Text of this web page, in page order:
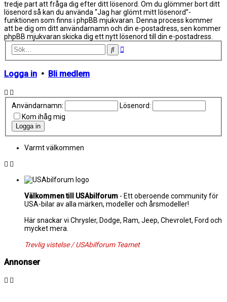
tredje part att fråga dig efter ditt lösenord. Om du glömmer bort ditt
lösenord så kan du använda “Jag har glömt mitt lösenord”-
funktionen som finns i phpBB mjukvaran. Denna process kommer
att be dig om ditt användarnamn och din e-postadress, sen kommer
phpBB mjukvaran skicka dig ett nytt lösenord till din e-postadress.
SökAvancerad
Logga in • Bli medlem
Användarnamn:
Lösenord:
Kom ihåg mig
Varmt välkommen
Välkommen till USAbilforum - Ett oberoende community för
USA-bilar av alla märken, modeller och årsmodeller!
Här snackar vi Chrysler, Dodge, Ram, Jeep, Chevrolet, Ford och
mycket mera.
Trevlig vistelse / USAbilforum Teamet
Annonser